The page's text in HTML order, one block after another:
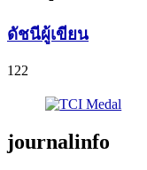
ดัชนีผู้เขียน
122
journalinfo